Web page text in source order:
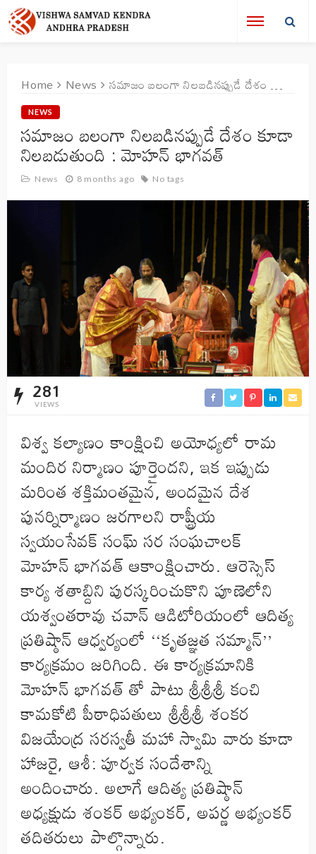
Home News సమాజం బలంగా నిలబడినప్పుడే దేశం కూడా నిలబడుతుంది : మోహన్ భాగవత్
NEWS
సమాజం బలంగా నిలబడినప్పుడే దేశం కూడా
నిలబడుతుంది : మోహన్ భాగవత్
News 8 months ago No tags
281
VIEWS
విశ్వ కల్యాణం కాంక్షించి అయోధ్యలో రామ
మందిర నిర్మాణం పూర్తైందని, ఇక ఇప్పుడు
మరింత శక్తిమంతమైన, అందమైన దేశ
పునర్నిర్మాణం జరగాలని రాష్ట్రీయ
స్వయంసేవక్ సంఘ్ సర సంఘచాలక్
మోహన్ భాగవత్ ఆకాంక్షించారు. ఆరెస్సెస్
కార్య శతాబ్దిని పురస్కరించుకొని పూణెలోని
యశ్వంతరావు చవాన్ ఆడిటోరియంలో ఆదిత్య
ప్రతిష్ఠాన్ ఆధ్వర్యంలో ‘‘కృతజ్ఞత సమ్మాన్’’
కార్యక్రమం జరిగింది. ఈ కార్యక్రమానికి
మోహన్ భాగవత్ తో పాటు శ్రీశ్రీశ్రీ కంచి
కామకోటి పీఠాధిపతులు శ్రీశ్రీశ్రీ శంకర
విజయేంద్ర సరస్వతీ మహా స్వామి వారు కూడా
హాజరై, ఆశీ: పూర్వక సందేశాన్ని
అందించారు. అలాగే ఆదిత్య ప్రతిష్ఠాన్
అధ్యక్షుడు శంకర్ అభ్యంకర్, అపర్ణ అభ్యంకర్
తదితరులు పాల్గొన్నారు.